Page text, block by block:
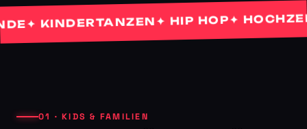
KINDERTANZEN✦ HIP HOP✦
01 · KIDS & FAMILIEN